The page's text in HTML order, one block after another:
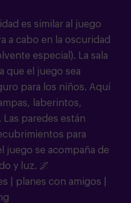
es similar al juego
a cabo en la oscuridad
especial). La sala
que el juego sea
para los niños. Aquí
laberintos,
paredes están
para
juego se acompaña de
y luz. 🌌
| planes con amigos |